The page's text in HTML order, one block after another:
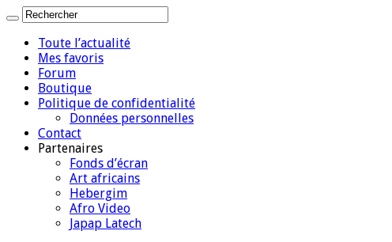
Toute l’actualité
Mes favoris
Forum
Boutique
Politique de confidentialité
Données personnelles
Contact
Partenaires
Fonds d’écran
Art africains
Hebergim
Afro Video
Japap Latech